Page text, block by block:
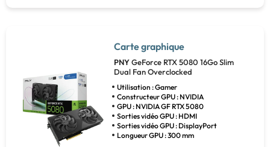
Carte graphique
PNYGeForce RTX 5080 16Go Slim
Dual Fan Overclocked
Utilisation : Gamer
Constructeur GPU : NVIDIA
GPU : NVIDIA GF RTX 5080
Sorties vidéo GPU : HDMI
Sorties vidéo GPU : DisplayPort
Longueur GPU : 300 mm